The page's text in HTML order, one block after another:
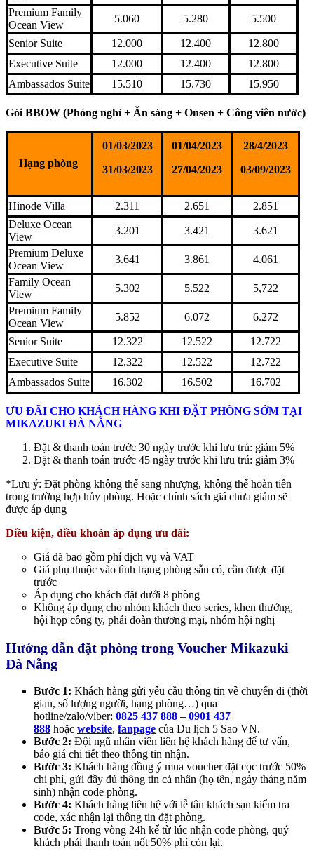
Premium Family
Ocean View
5.060 5.280 5.500
Senior Suite 12.000 12.400
12.800
Executive Suite
12.000 12.400
12.800
Ambassados Suite
15.510 15.730 15.950
Gói BBOW (Phòng nghỉ + Ăn sáng + Onsen + Công viên nước)
Hạng phòng
01/03/2023
31/03/2023
01/04/2023
27/04/2023
28/4/2023
03/09/2023
Hinode Villa 2.311 2.651
2.851
Deluxe Ocean
View
3.201 3.421
3.621
Premium Deluxe
Ocean View
3.641 3.861
4.061
Family Ocean
View
5.302 5.522
5,722
Premium Family
Ocean View
5.852 6.072 6.272
Senior Suite 12.322 12.522
12.722
Executive Suite
12.322 12.522
12.722
Ambassados Suite
16.302 16.502 16.702
ƯU ĐÃI CHO KHÁCH HÀNG KHI ĐẶT PHÒNG SỚM TẠI
MIKAZUKI ĐÀ NẴNG
Đặt & thanh toán trước 30 ngày trước khi lưu trú: giảm 5%
Đặt & thanh toán trước 45 ngày trước khi lưu trú: giảm 3%
*Lưu ý: Đặt phòng không thể sang nhượng, không thể hoàn tiền
trong trường hợp hủy phòng. Hoặc chính sách giá chưa giảm sẽ
được áp dụng
Điều kiện, điều khoản áp dụng ưu đãi:
Giá đã bao gồm phí dịch vụ và VAT
Giá phụ thuộc vào tình trạng phòng sẵn có, cần được đặt
trước
Áp dụng cho khách đặt dưới 8 phòng
Không áp dụng cho nhóm khách theo series, khen thưởng,
hội họp công ty, phái đoàn thương mại, nhóm hội nghị
Hướng dẫn đặt phòng trong Voucher Mikazuki
Đà Nẵng
Bước 1: Khách hàng gửi yêu cầu thông tin về chuyến đi (thời
gian, số lượng người, hạng phòng…) qua
hotline/zalo/viber: 0825 437 888 – 0901 437
888 hoặc website, fanpage của Du lịch 5 Sao VN.
Bước 2: Đội ngũ nhân viên liên hệ khách hàng để tư vấn,
báo giá chi tiết theo thông tin nhận.
Bước 3: Khách hàng đồng ý mua voucher đặt cọc trước 50%
chi phí, gửi đầy đủ thông tin cá nhân (họ tên, ngày tháng năm
sinh) nhận code phòng.
Bước 4: Khách hàng liên hệ với lễ tân khách sạn kiểm tra
code, xác nhận lại thông tin đặt phòng.
Bước 5: Trong vòng 24h kể từ lúc nhận code phòng, quý
khách phải thanh toán nốt 50% phí còn lại.